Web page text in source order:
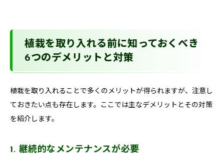
植栽を取り入れる前に知っておくべき
6つのデメリットと対策
植栽を取り入れることで多くのメリットが得られますが、注意し
ておきたい点も存在します。ここでは主なデメリットとその対策
を紹介します。
1. 継続的なメンテナンスが必要